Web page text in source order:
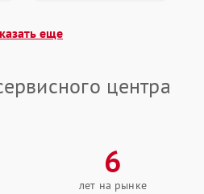
еще
центра
6
лет на рынке